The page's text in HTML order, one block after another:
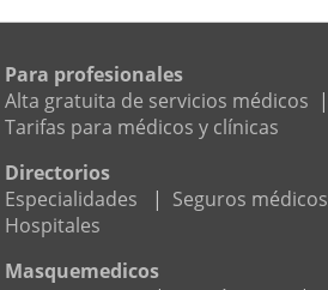
Para profesionales
Alta gratuita de servicios médicos |
Tarifas para médicos y clínicas
Directorios
Especialidades
| Seguros médicos
Hospitales
Masquemedicos